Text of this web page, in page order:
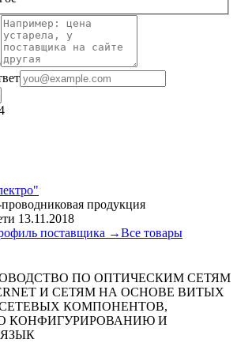
продукция
13.11.2018
поставщика →Все товары
ПО ОПТИЧЕСКИМ СЕТЯМ
И СЕТЯМ НА ОСНОВЕ ВИТЫХ
КОМПОНЕНТОВ,
КОНФИГУРИРОВАНИЮ И